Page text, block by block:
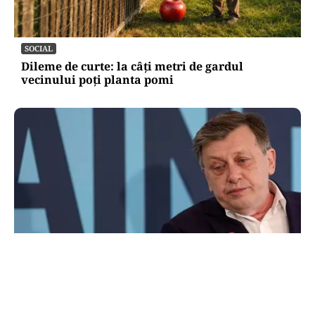
SOCIAL
Dileme de curte: la câți metri de gardul
vecinului poți planta pomi